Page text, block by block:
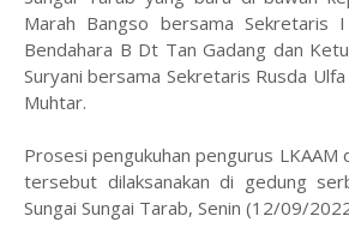
Marah Bangso bersama Sekretaris
Bendahara B Dt Tan Gadang dan
Suryani bersama Sekretaris Rusda
Muhtar.
Prosesi pengukuhan pengurus LKAAM
tersebut dilaksanakan di gedung
Sungai Sungai Tarab, Senin (12/09/